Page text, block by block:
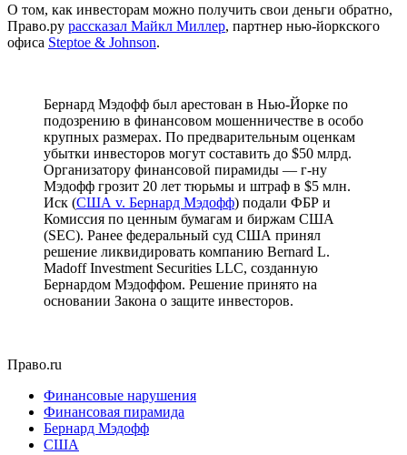
О том, как инвесторам можно получить свои деньги обратно,
Право.ру рассказал Майкл Миллер, партнер нью-йоркского
офиса Steptoe & Johnson.
Бернард Мэдофф был арестован в Нью-Йорке по
подозрению в финансовом мошенничестве в особо
крупных размерах. По предварительным оценкам
убытки инвесторов могут составить до $50 млрд.
Организатору финансовой пирамиды — г-ну
Мэдофф грозит 20 лет тюрьмы и штраф в $5 млн.
Иск (США v. Бернард Мэдофф) подали ФБР и
Комиссия по ценным бумагам и биржам США
(SEC). Ранее федеральный суд США принял
решение ликвидировать компанию Bernard L.
Madoff Investment Securities LLC, созданную
Бернардом Мэдоффом. Решение принято на
основании Закона о защите инвесторов.
Право.ru
Финансовые нарушения
Финансовая пирамида
Бернард Мэдофф
США